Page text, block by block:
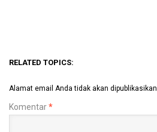
RELATED TOPICS:
Alamat email Anda tidak akan dipublikasikan.
Komentar*